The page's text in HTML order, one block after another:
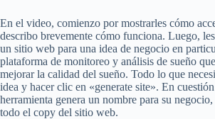
En el video, comienzo por mostrarles cómo
describo brevemente cómo funciona. Luego,
un sitio web para una idea de negocio en
plataforma de monitoreo y análisis de sueño
mejorar la calidad del sueño. Todo lo que
idea y hacer clic en «generate site». En
herramienta genera un nombre para su
todo el copy del sitio web.